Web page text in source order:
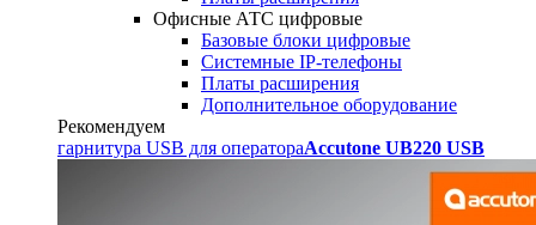
Офисные АТС цифровые
Базовые блоки цифровые
Системные IP-телефоны
Платы расширения
Дополнительное оборудование
Рекомендуем
гарнитура USB для оператораAccutone UB220 USB